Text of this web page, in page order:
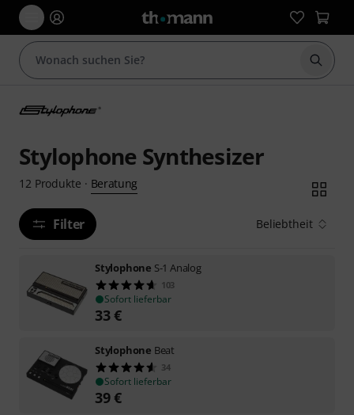
Suche
Stylophone Synthesizer
12 Produkte · Beratung
Filter Beliebtheit
Stylophone S-1 Analog
103
Sofort lieferbar
33€
Stylophone Beat
34
Sofort lieferbar
39€